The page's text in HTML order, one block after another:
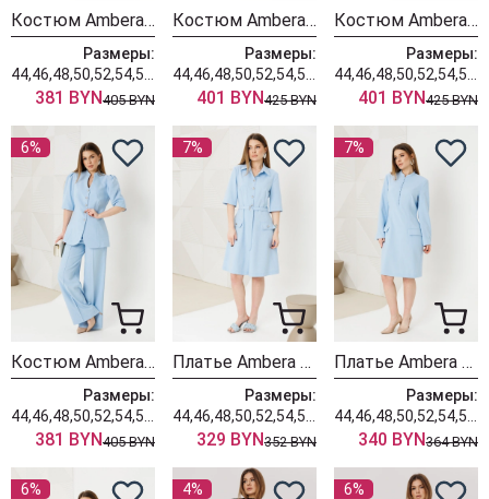
Костюм Ambera style 2151 голубой
Размеры:
381 BYN405 BYN
Костюм Ambera style 2151-1 серый
Размеры:
401 BYN425 BYN
Костюм Ambera style 2149-1 серый
Размеры:
401 BYN425 BYN
6%
Костюм Ambera style 2149 голубой
Размеры:
381 BYN405 BYN
7%
Платье Ambera style 1140 голубой
Размеры:
329 BYN352 BYN
7%
Платье Ambera style 1139-1 голубой
Размеры:
340 BYN364 BYN
6% 4% 6%